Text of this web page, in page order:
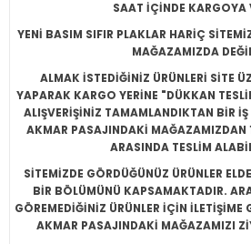
SAAT İÇİNDE KARGOYA
YENİ BASIM SIFIR PLAKLAR HARİÇ
MAĞAZAMIZDA
ALMAK İSTEDİĞİNİZ ÜRÜNLERİ SİTE
YAPARAK KARGO YERİNE "DÜKKAN
ALIŞVERİŞİNİZ TAMAMLANDIKTAN BİR
AKMAR PASAJINDAKİ
ARASINDA TESLİM
SİTEMİZDE GÖRDÜĞÜNÜZ ÜRÜNLER
BİR BÖLÜMÜNÜ KAPSAMAKTADIR.
GÖREMEDİĞİNİZ ÜRÜNLER İÇİN İLETİŞİME
AKMAR PASAJINDAKİ MAĞAZAMIZI